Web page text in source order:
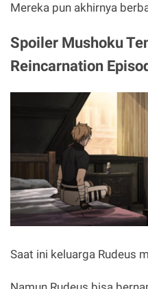
Mereka pun akhirnya
Spoiler Mushoku
Reincarnation
Saat ini keluarga Rudeus